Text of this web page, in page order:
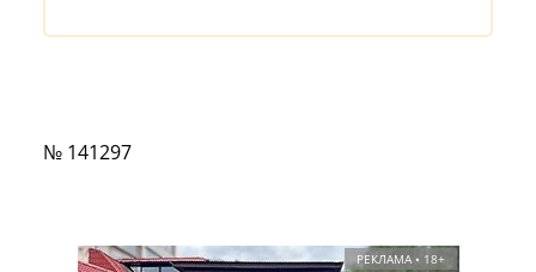
№ 141297
РЕКЛАМА • 18+